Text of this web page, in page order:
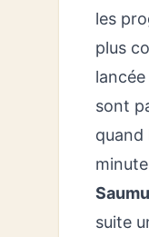
les
plus
sont
quand
suite